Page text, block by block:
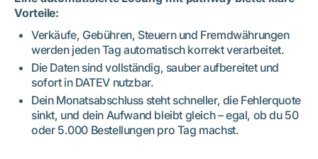
Vorteile:
Verkäufe, Gebühren, Steuern und Fremdwährungen
werden jeden Tag automatisch korrekt verarbeitet.
Die Daten sind vollständig, sauber aufbereitet und
sofort in DATEV nutzbar.
Dein Monatsabschluss steht schneller, die Fehlerquote
sinkt, und dein Aufwand bleibt gleich – egal, ob du 50
oder 5.000 Bestellungen pro Tag machst.